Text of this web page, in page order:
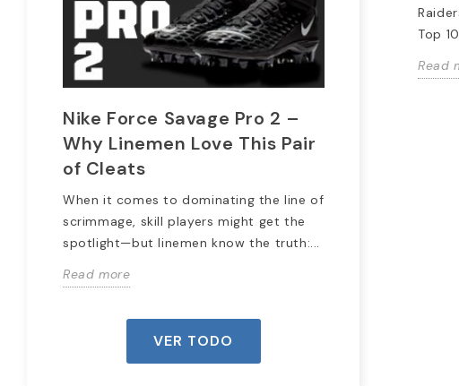
Nike Force Savage Pro 2 –
Why Linemen Love This Pair
of Cleats
When it comes to dominating the line of
scrimmage, skill players might get the
spotlight—but linemen know the truth:...
Read more
VER TODO
Top
Read